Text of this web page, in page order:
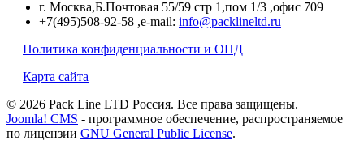
г. Москва,Б.Почтовая 55/59 стр 1,пом 1/3 ,офис 709
+7(495)508-92-58 ,e-mail: info@packlineltd.ru
Политика конфиденциальности и ОПД
Карта сайта
© 2026 Pack Line LTD Россия. Все права защищены.
Joomla! CMS - программное обеспечение, распространяемое
по лицензии GNU General Public License.